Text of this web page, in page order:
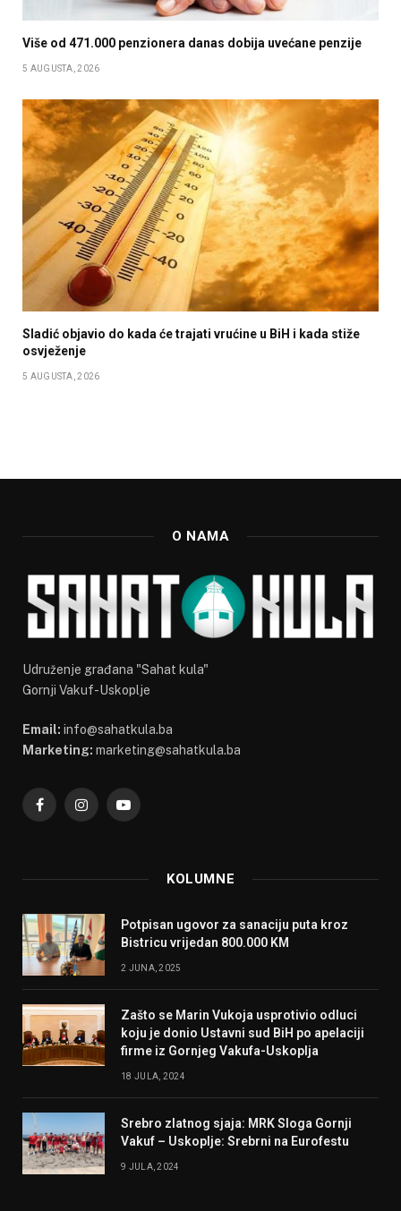
Više od 471.000 penzionera danas dobija uvećane penzije
5 AUGUSTA, 2026
Sladić objavio do kada će trajati vrućine u BiH i kada stiže
osvježenje
5 AUGUSTA, 2026
O NAMA
Udruženje građana "Sahat kula"
Gornji Vakuf-Uskoplje
Email: info@sahatkula.ba
Marketing: marketing@sahatkula.ba
FacebookInstagramYouTube
KOLUMNE
Potpisan ugovor za sanaciju puta kroz
Bistricu vrijedan 800.000 KM
2 JUNA, 2025
Zašto se Marin Vukoja usprotivio odluci
koju je donio Ustavni sud BiH po apelaciji
firme iz Gornjeg Vakufa-Uskoplja
18 JULA, 2024
Srebro zlatnog sjaja: MRK Sloga Gornji
Vakuf – Uskoplje: Srebrni na Eurofestu
9 JULA, 2024